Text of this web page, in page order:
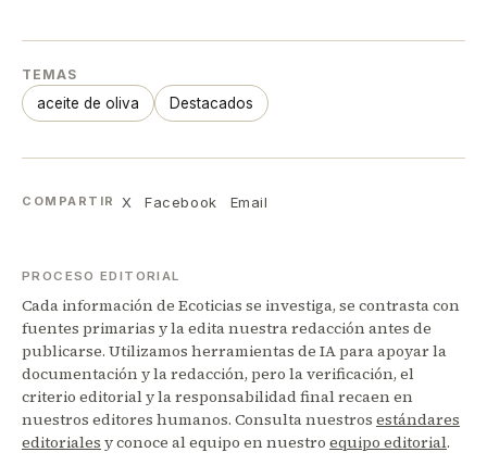
TEMAS
aceite de oliva Destacados
COMPARTIR X Facebook Email
PROCESO EDITORIAL
Cada información de Ecoticias se investiga, se contrasta con
fuentes primarias y la edita nuestra redacción antes de
publicarse. Utilizamos herramientas de IA para apoyar la
documentación y la redacción, pero la verificación, el
criterio editorial y la responsabilidad final recaen en
nuestros editores humanos. Consulta nuestros estándares
editoriales y conoce al equipo en nuestro equipo editorial.